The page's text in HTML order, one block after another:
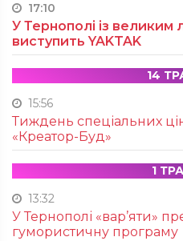
17:10
У Тернополі із великим
виступить YAKTAK
14
15:56
Тиждень спеціальних
«Креатор-Буд»
1
13:32
У Тернополі «вар’яти»
гумористичну програму